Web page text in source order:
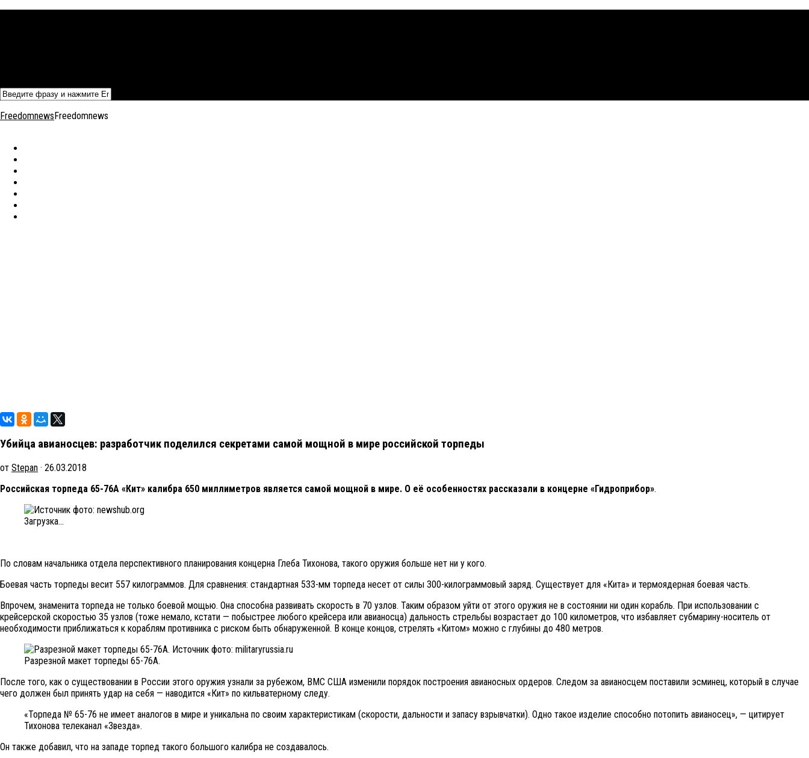
FreedomnewsFreedomnews
Убийца авианосцев: разработчик поделился секретами самой мощной в мире российской торпеды
от Stepan · 26.03.2018
Российская торпеда 65-76А «Кит» калибра 650 миллиметров является самой мощной в мире. О её особенностях рассказали в концерне «Гидроприбор».
Загрузка...
По словам начальника отдела перспективного планирования концерна Глеба Тихонова, такого оружия больше нет ни у кого.
Боевая часть торпеды весит 557 килограммов. Для сравнения: стандартная 533-мм торпеда несет от силы 300-килограммовый заряд. Существует для «Кита» и термоядерная боевая часть.
Впрочем, знаменита торпеда не только боевой мощью. Она способна развивать скорость в 70 узлов. Таким образом уйти от этого оружия не в состоянии ни один корабль. При использовании с
крейсерской скоростью 35 узлов (тоже немало, кстати — побыстрее любого крейсера или авианосца) дальность стрельбы возрастает до 100 километров, что избавляет субмарину-носитель от
необходимости приближаться к кораблям противника с риском быть обнаруженной. В конце концов, стрелять «Китом» можно с глубины до 480 метров.
Разрезной макет торпеды 65-76А.
После того, как о существовании в России этого оружия узнали за рубежом, ВМС США изменили порядок построения авианосных ордеров. Следом за авианосцем поставили эсминец, который в случае
чего должен был принять удар на себя — наводится «Кит» по кильватерному следу.
«Торпеда № 65-76 не имеет аналогов в мире и уникальна по своим характеристикам (скорости, дальности и запасу взрывчатки). Одно такое изделие способно потопить авианосец», — цитирует
Тихонова телеканал «Звезда».
Он также добавил, что на западе торпед такого большого калибра не создавалось.